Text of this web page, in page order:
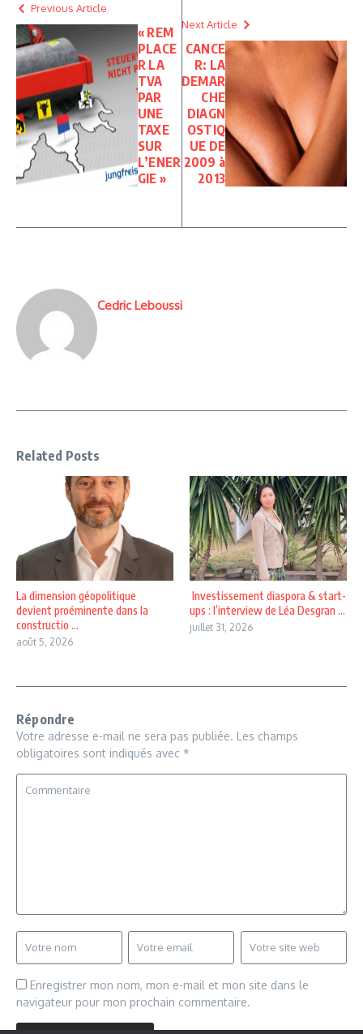
Previous Article
« REM
PLACE
R LA
TVA
PAR
UNE
TAXE
SUR
L’ENER
GIE »
Next Article
CANCE
R: LA
DEMAR
CHE
DIAGN
OSTIQ
UE DE
2009 à
2013
Cedric Leboussi
Related Posts
La dimension géopolitique
devient proéminente dans la
constructio ...
août 5, 2026
Investissement diaspora & start-
ups : l’interview de Léa Desgran ...
juillet 31, 2026
Répondre
Votre adresse e-mail ne sera pas publiée. Les champs
obligatoires sont indiqués avec *
Enregistrer mon nom, mon e-mail et mon site dans le
navigateur pour mon prochain commentaire.